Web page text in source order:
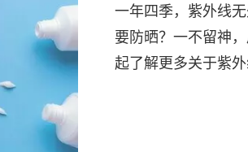
一年四季，紫外线
要防晒？一不留神
起了解更多关于紫